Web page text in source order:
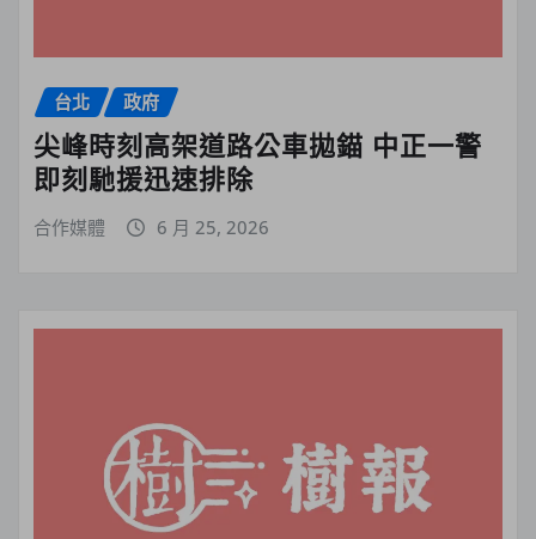
台北 政府
尖峰時刻高架道路公車拋錨 中正一警
即刻馳援迅速排除
合作媒體 6 月 25, 2026